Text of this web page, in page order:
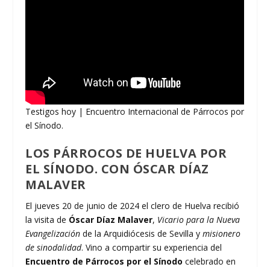
Testigos hoy | Encuentro Internacional de Párrocos por
el Sínodo.
LOS PÁRROCOS DE HUELVA POR
EL SÍNODO. CON ÓSCAR DÍAZ
MALAVER
El jueves 20 de junio de 2024 el clero de Huelva recibió
la visita de Óscar Díaz Malaver, Vicario para la Nueva
Evangelizaciónde la Arquidiócesis de Sevilla ymisionero
de sinodalidad. Vino a compartir su experiencia del
Encuentro de Párrocos por el Sínodo celebrado en